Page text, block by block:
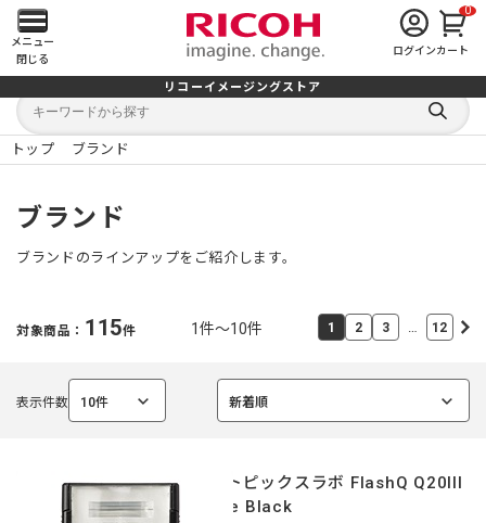
メ
イ
ン
メ
ニ
ュ
を
開
メニュー
閉じる
ログイン
0
カート
リコーイメージングストア
キ
ワ
ー
キ
検
索
る
トップ ブランド
ブランド
ブランドのラインアップをご紹介します。
対象商品： 115件 1件～10件 1 2 3 … 12
表示件数 10件
選
新着順
選
ライトピックスラボ FlashQ Q20III
Matte Black